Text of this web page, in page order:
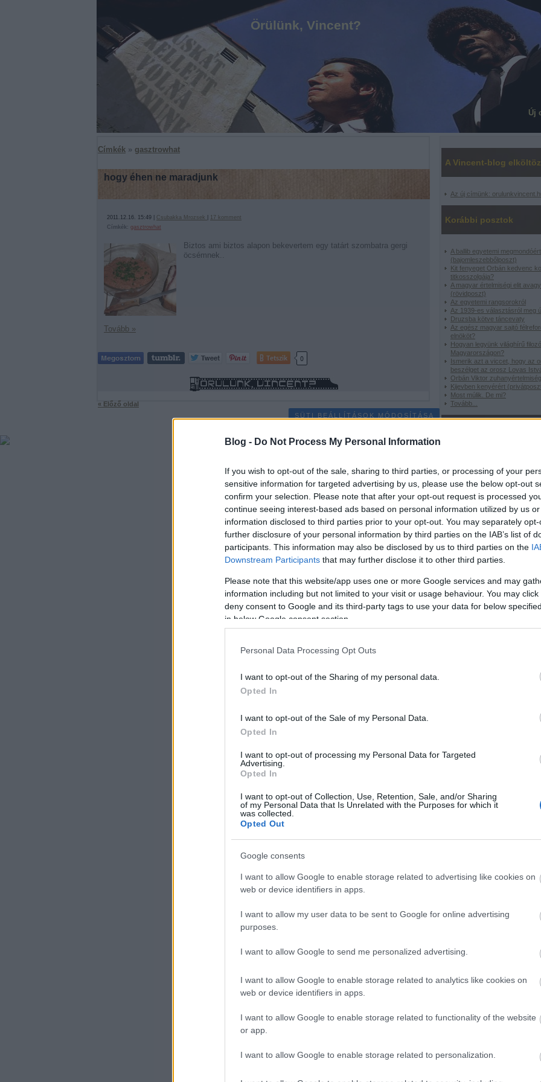
Blog - Do Not Process My Personal Information
If you wish to opt-out of the sale, sharing to third parties, or processing of your
sensitive information for targeted advertising by us, please use the below opt-out
confirm your selection. Please note that after your opt-out request is processed
continue seeing interest-based ads based on personal information utilized by us
information disclosed to third parties prior to your opt-out. You may separately
further disclosure of your personal information by third parties on the IAB’s list of
participants. This information may also be disclosed by us to third parties on the
Downstream Participants that may further disclose it to other third parties.
Please note that this website/app uses one or more Google services and may
information including but not limited to your visit or usage behaviour. You may
deny consent to Google and its third-party tags to use your data for below
in below Google consent section.
Personal Data Processing Opt Outs
I want to opt-out of the Sharing of my personal data.
Opted In
I want to opt-out of the Sale of my Personal Data.
Opted In
I want to opt-out of processing my Personal Data for Targeted
Advertising.
Opted In
I want to opt-out of Collection, Use, Retention, Sale, and/or Sharing
of my Personal Data that Is Unrelated with the Purposes for which it
was collected.
Opted Out
Google consents
I want to allow Google to enable storage related to advertising like cookies on
web or device identifiers in apps.
I want to allow my user data to be sent to Google for online advertising
purposes.
I want to allow Google to send me personalized advertising.
I want to allow Google to enable storage related to analytics like cookies on
web or device identifiers in apps.
I want to allow Google to enable storage related to functionality of the website
or app.
I want to allow Google to enable storage related to personalization.
Örülünk, Vincent?
Új
A Vincent-blog
Az új címünk:
Korábbi posztok
A ballib egyetemi
(bajomleszebbőlposzt)
Kit fenyeget Orbán kedvenc
titkosszolgája?
A magyar értelmiségi elit
(rövidposzt)
Az egyetemi rangsorokról
Az 1939-es választásról meg
Druzsba kötve táncevaty
Az egész magyar sajtó
elnököt?
Hogyan legyünk világhírű
Magyarországon?
Ismerik azt a viccet, hogy az
beszélget az orosz Lovas
Orbán Viktor
Kijevben kenyérért
Most múlik. De mi?
Tovább
Focitörténelem
Borzalmasvers
nap idézete Zene-bona
Ez nektek vicces?
Jobban teljesít...
Itt az újabb
Vincenzúra
Címkék » gasztrowhat
hogy éhen ne maradjunk
2011.12.16. 15:49 | Csubakka Mrozsek 17 komment
Címkék: gasztrowhat
Biztos ami biztos alapon bekevertem egy tatárt szombatra gergi
öcsémnek..
Tovább »
Tetszik 0
« Előző oldal
SÜTI BEÁLLÍTÁSOK MÓDOSÍTÁSA